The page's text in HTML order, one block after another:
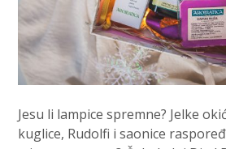
Jesu li lampice spremne? Jelke
kuglice, Rudolfi i saonice